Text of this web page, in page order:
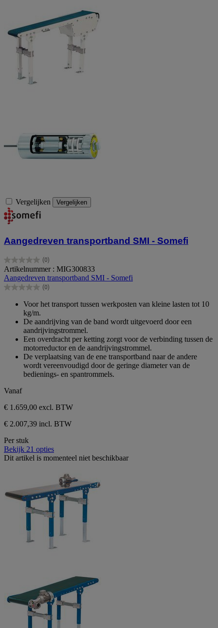
Vergelijken Vergelijken
Aangedreven transportband SMI - Somefi
(0)
0.0
van
de
5
Artikelnummer : MIG300833
Aangedreven transportband SMI - Somefi
(0)
0.0
sterren.
Voor het transport tussen werkposten van kleine lasten tot 10
kg/m.
De aandrijving van de band wordt uitgevoerd door een
aandrijvingstrommel.
Een overdracht per ketting zorgt voor de verbinding tussen de
motorreductor en de aandrijvingstrommel.
De verplaatsing van de ene transportband naar de andere
wordt vereenvoudigd door de geringe diameter van de
bedienings- en spantrommels.
Vanaf
€ 1.659,00 excl. BTW
€ 2.007,39 incl. BTW
Per stuk
Bekijk 21 opties
Dit artikel is momenteel niet beschikbaar